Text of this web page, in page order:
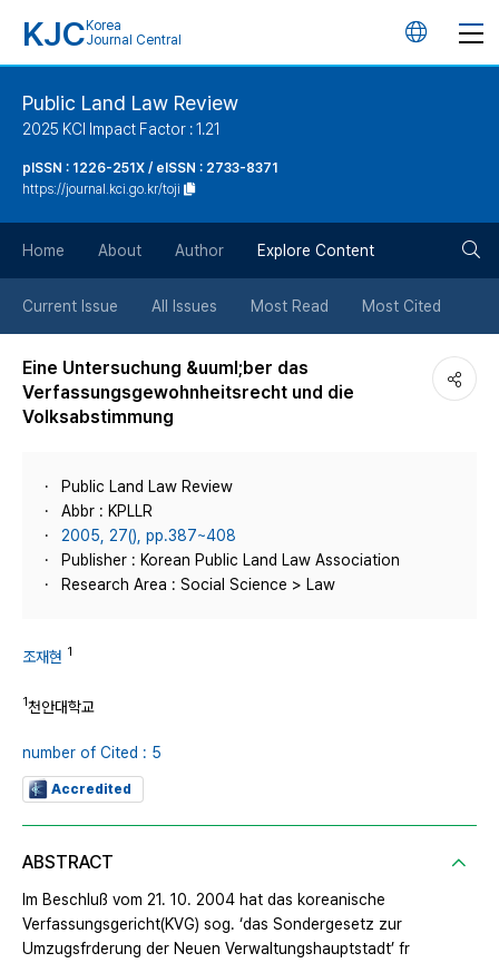
KJC Korea
Journal Central
언
튼
Public Land Law Review
2025 KCI Impact Factor : 1.21
pISSN : 1226-251X / eISSN : 2733-8371
https://journal.kci.go.kr/toji
Home About Author Explore Content
Current Issue All Issues Most Read Most Cited
Eine Untersuchung &uuml;ber das
Verfassungsgewohnheitsrecht und die
Volksabstimmung
Public Land Law Review
Abbr : KPLLR
2005, 27(), pp.387~408
Publisher : Korean Public Land Law Association
Research Area : Social Science > Law
조재현 1
1천안대학교
number of Cited : 5
Accredited
ABSTRACT
Im Beschluß vom 21. 10. 2004 hat das koreanische
Verfassungsgericht(KVG) sog. ‘das Sondergesetz zur
Umzugsfrderung der Neuen Verwaltungshauptstadt’ fr